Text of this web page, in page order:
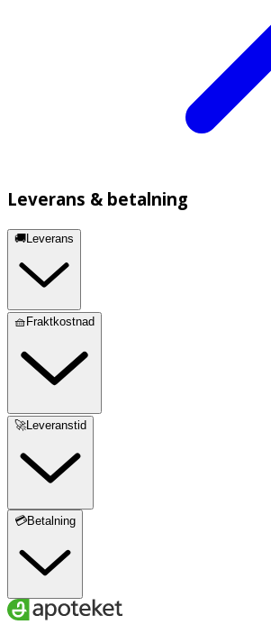
Leverans & betalning
🚚Leverans
🧺Fraktkostnad
🚀Leveranstid
💳Betalning